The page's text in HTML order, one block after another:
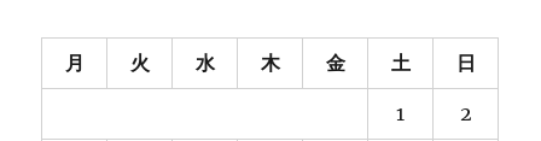
月 火 水 木 金 土 日
1 2